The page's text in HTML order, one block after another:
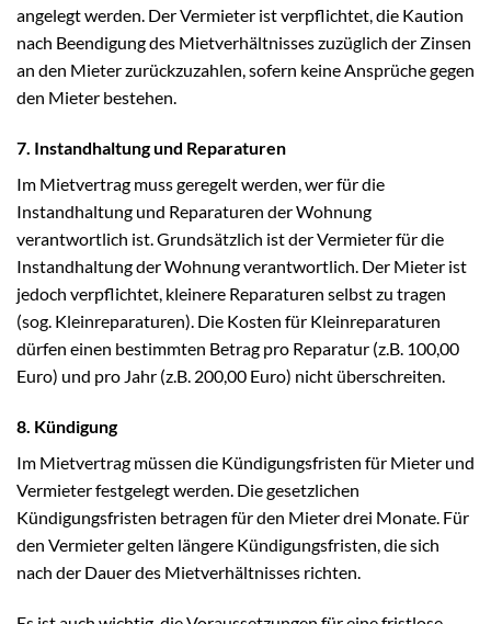
angelegt werden. Der Vermieter ist verpflichtet, die Kaution
nach Beendigung des Mietverhältnisses zuzüglich der Zinsen
an den Mieter zurückzuzahlen, sofern keine Ansprüche gegen
den Mieter bestehen.
7. Instandhaltung und Reparaturen
Im Mietvertrag muss geregelt werden, wer für die
Instandhaltung und Reparaturen der Wohnung
verantwortlich ist. Grundsätzlich ist der Vermieter für die
Instandhaltung der Wohnung verantwortlich. Der Mieter ist
jedoch verpflichtet, kleinere Reparaturen selbst zu tragen
(sog. Kleinreparaturen). Die Kosten für Kleinreparaturen
dürfen einen bestimmten Betrag pro Reparatur (z.B. 100,00
Euro) und pro Jahr (z.B. 200,00 Euro) nicht überschreiten.
8. Kündigung
Im Mietvertrag müssen die Kündigungsfristen für Mieter und
Vermieter festgelegt werden. Die gesetzlichen
Kündigungsfristen betragen für den Mieter drei Monate. Für
den Vermieter gelten längere Kündigungsfristen, die sich
nach der Dauer des Mietverhältnisses richten.